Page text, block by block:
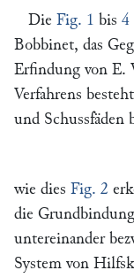
Die Fig. 1 bis 4
Bobbinet, das
Erfindung von E.
Verfahrens
und Schussfäden
wie dies Fig. 2
die
untereinander
System von